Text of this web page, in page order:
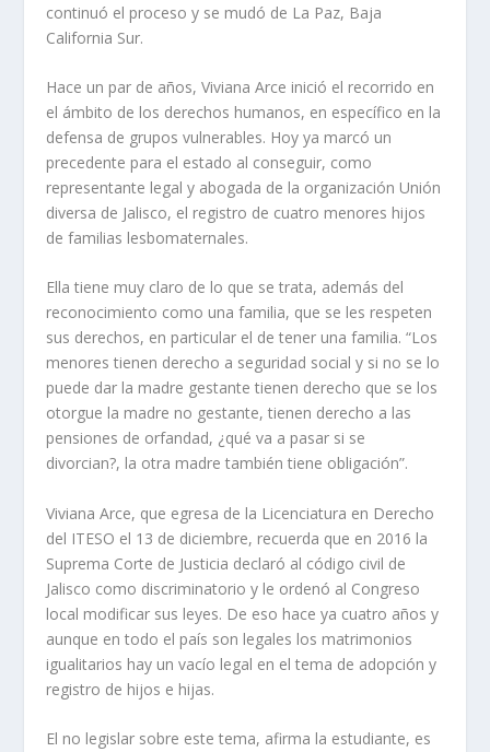
continuó el proceso y se mudó de La Paz, Baja
California Sur.
Hace un par de años, Viviana Arce inició el recorrido en
el ámbito de los derechos humanos, en específico en la
defensa de grupos vulnerables. Hoy ya marcó un
precedente para el estado al conseguir, como
representante legal y abogada de la organización Unión
diversa de Jalisco, el registro de cuatro menores hijos
de familias lesbomaternales.
Ella tiene muy claro de lo que se trata, además del
reconocimiento como una familia, que se les respeten
sus derechos, en particular el de tener una familia. “Los
menores tienen derecho a seguridad social y si no se lo
puede dar la madre gestante tienen derecho que se los
otorgue la madre no gestante, tienen derecho a las
pensiones de orfandad, ¿qué va a pasar si se
divorcian?, la otra madre también tiene obligación”.
Viviana Arce, que egresa de la Licenciatura en Derecho
del ITESO el 13 de diciembre, recuerda que en 2016 la
Suprema Corte de Justicia declaró al código civil de
Jalisco como discriminatorio y le ordenó al Congreso
local modificar sus leyes. De eso hace ya cuatro años y
aunque en todo el país son legales los matrimonios
igualitarios hay un vacío legal en el tema de adopción y
registro de hijos e hijas.
El no legislar sobre este tema, afirma la estudiante, es